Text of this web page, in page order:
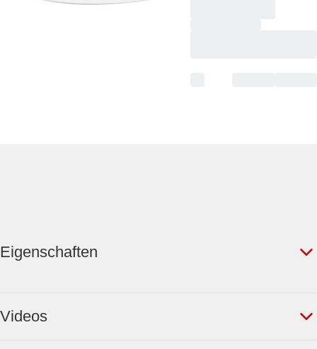
Eigenschaften
Videos